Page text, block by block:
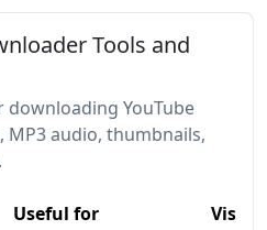
Tools and
YouTube
MP3 audio, thumbnails,
Useful for Visit